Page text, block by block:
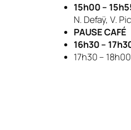
15h00 –
N. Defaÿ, V.
PAUSE CAFÉ
16h30 –
17h30 – 18h00